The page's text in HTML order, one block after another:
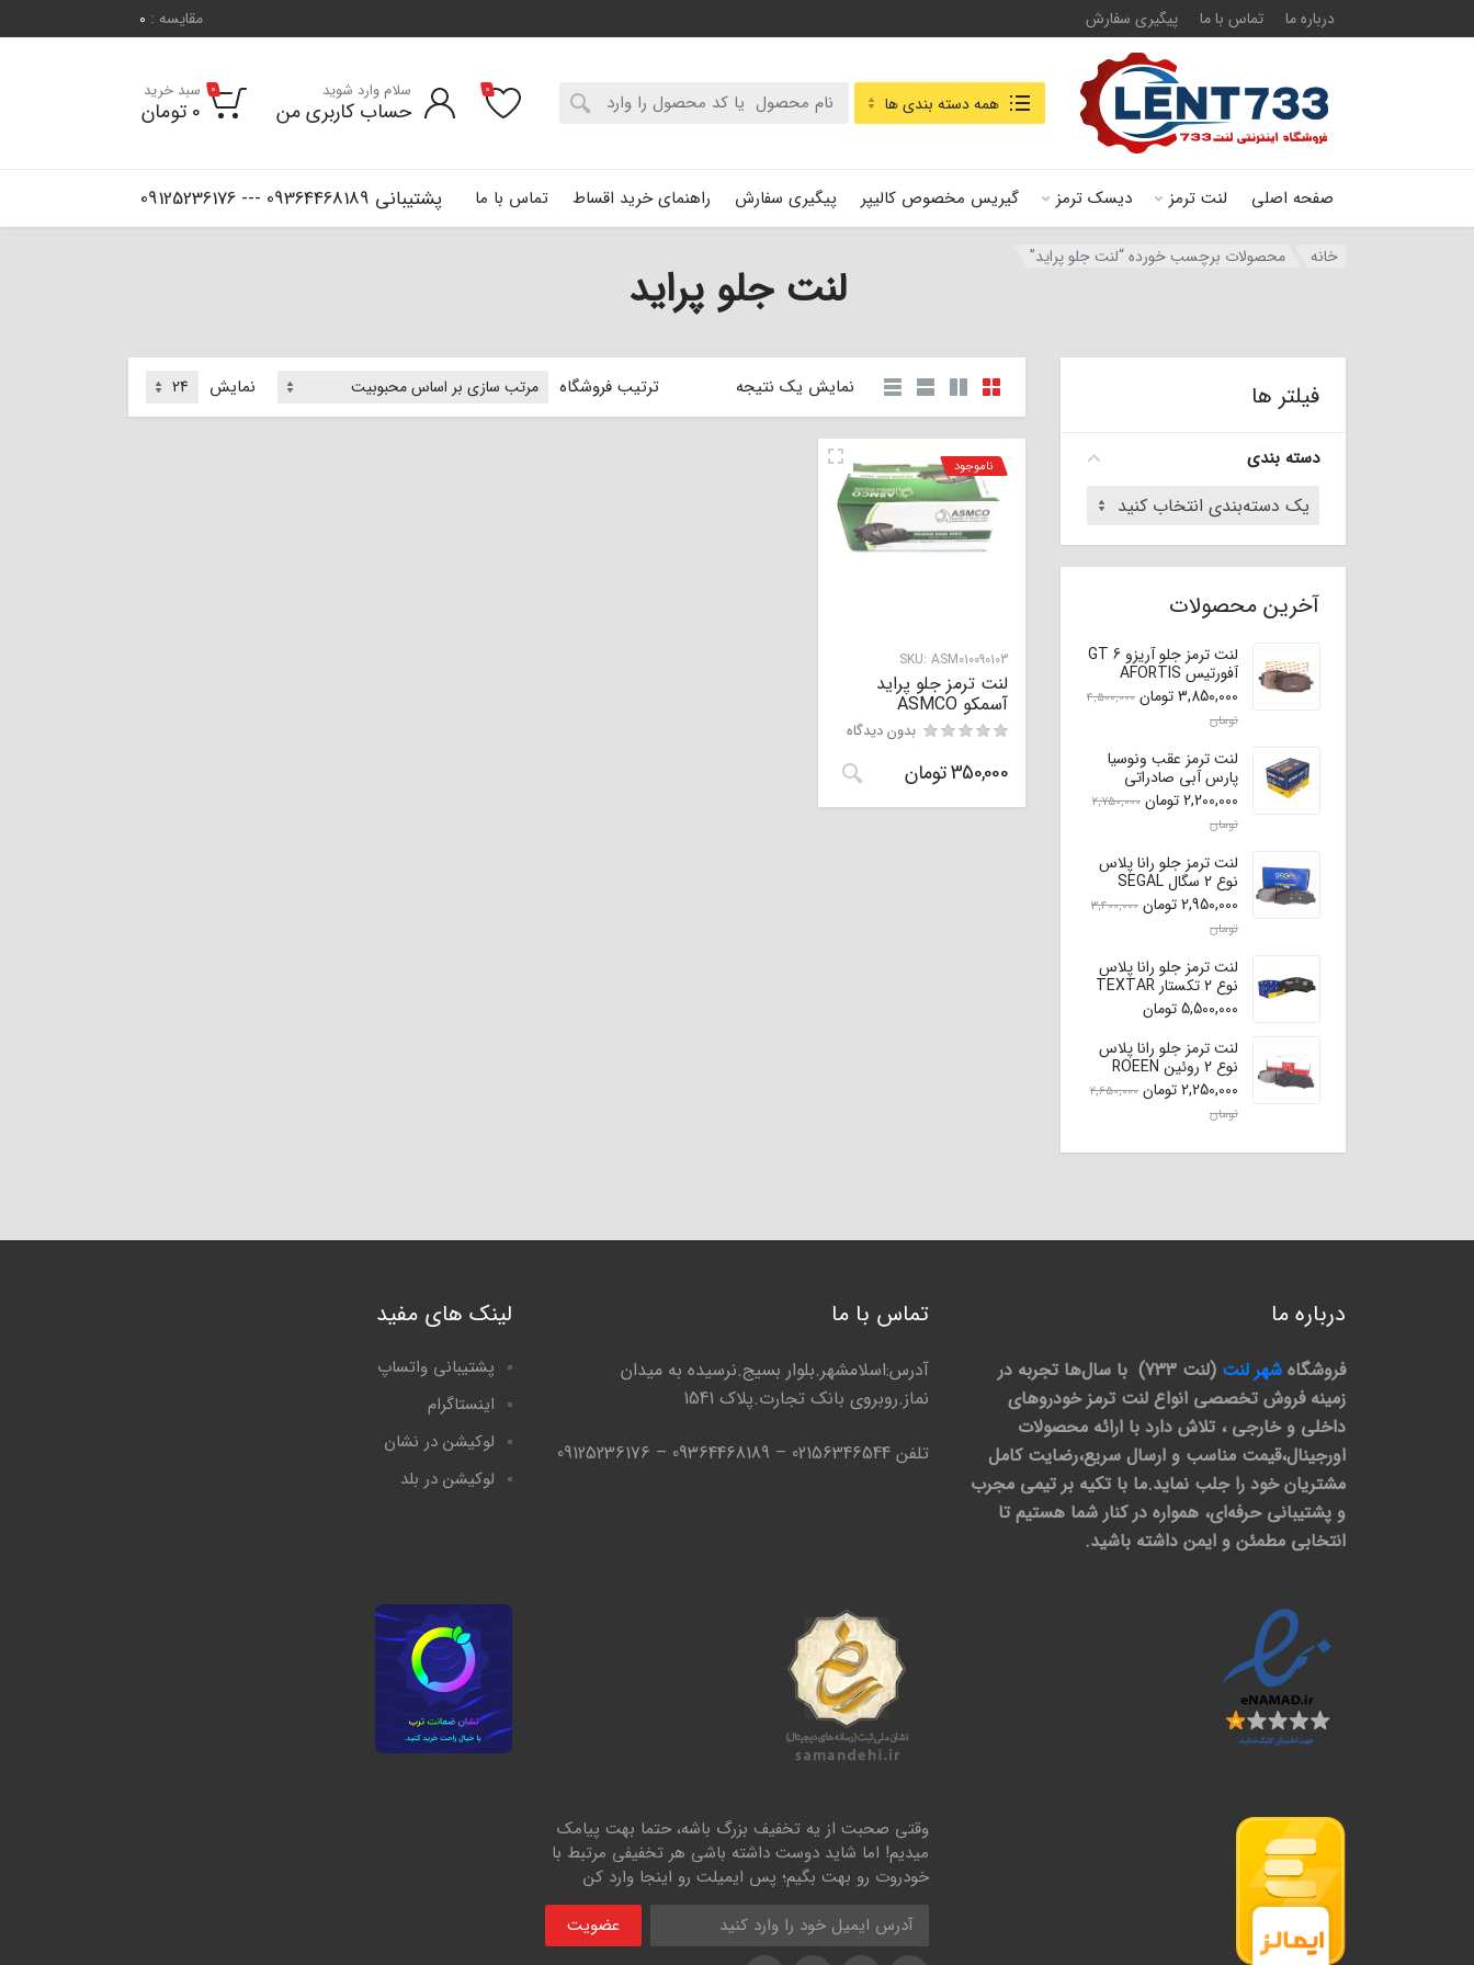
درباره ما تماس با ما پیگیری سفارش مقایسه : 0
صفحه اصلی لنت ترمز دیسک ترمز گیریس مخصوص کالیپر پیگیری سفارش راهنمای خرید اقساط تماس با ما پشتیبانی 09364468189 --- 09125236176
جستجو در:همه دسته بندی ها
0 سلام وارد شوید
حساب کاربری من
0 سبد خرید
0 تومان
خانه محصولات برچسب خورده “لنت جلو پراید”
لنت جلو پراید
فیلتر ها
دسته بندی
یک دسته‌بندی انتخاب کنید
آخرین محصولات
لنت ترمز جلو آریزو 6 GT
آفورتیس AFORTIS
3,850,000تومان 4,500,000
تومان
لنت ترمز عقب ونوسیا
پارس آبی صادراتی
(اصلی)
2,200,000تومان 2,750,000
تومان
لنت ترمز جلو رانا پلاس
نوع 2 سگال SEGAL
2,950,000تومان 3,400,000
تومان
لنت ترمز جلو رانا پلاس
نوع 2 تکستار TEXTAR
(اصلی)
5,500,000تومان
لنت ترمز جلو رانا پلاس
نوع 2 روئین ROEEN
2,250,000تومان 2,650,000
تومان
نمایش یک نتیجه ترتیب فروشگاه نمایش
SKU: ASM010090103
ناموجود
لنت ترمز جلو پراید
آسمکو ASMCO
بدون دیدگاه
350,000تومان
درباره ما
فروشگاه شهر لنت
(لنت 733) با سال‌ها تجربه در
زمینه فروش تخصصی انواع لنت ترمز خودروهای
داخلی و خارجی ، تلاش دارد با ارائه محصولات
اورجینال،قیمت مناسب و ارسال سریع،رضایت کامل
مشتریان خود را جلب نماید.ما با تکیه بر تیمی مجرب
و پشتیبانی حرفه‌ای، همواره در کنار شما هستیم تا
انتخابی مطمئن و ایمن داشته باشید.
تماس با ما
آدرس:اسلامشهر.بلوار بسیج.نرسیده به میدان
نماز.روبروی بانک تجارت.پلاک 1541
تلفن 02156346544 – 09364468189 – 09125236176
لینک های مفید
پشتیبانی واتساپ
اینستاگرام
لوکیشن در نشان
لوکیشن در بلد
وقتی صحبت از یه تخفیف بزرگ باشه، حتما بهت پیامک
میدیم! اما شاید دوست داشته باشی هر تخفیفی مرتبط با
خودروت رو بهت بگیم؛ پس ایمیلت رو اینجا وارد کن
عضویت